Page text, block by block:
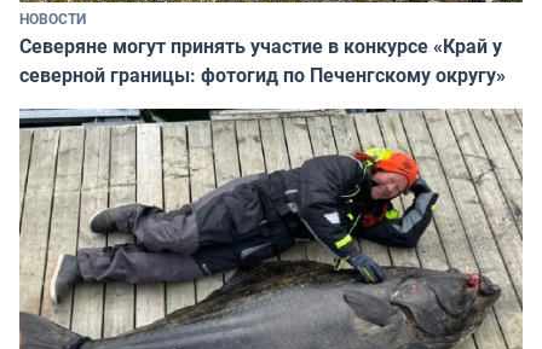
НОВОСТИ
Северяне могут принять участие в конкурсе «Край у
северной границы: фотогид по Печенгскому округу»